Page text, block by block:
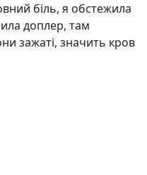
біль, я обстежила
доплер, там
зажаті, значить кров